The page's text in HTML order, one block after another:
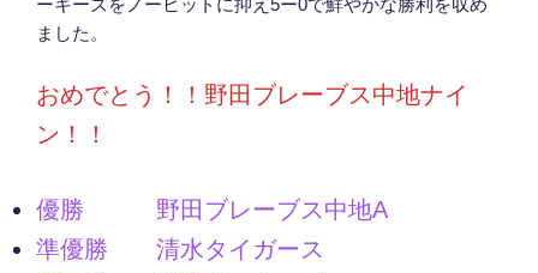
ーキーズをノーヒットに抑え5ー0で鮮やかな勝利を収め
ました。
おめでとう！！野田ブレーブス中地ナイ
ン！！
優勝 野田ブレーブス中地A
準優勝 清水タイガース